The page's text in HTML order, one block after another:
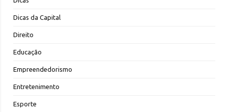
Dicas da Capital
Direito
Educação
Empreendedorismo
Entretenimento
Esporte